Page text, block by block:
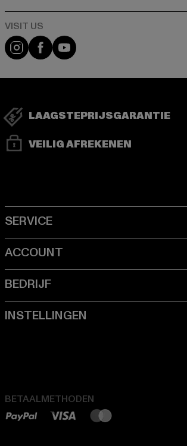
Visit our Instagram page:
Visit our Facebook page:
Visit our YouTube channel:
LAAGSTEPRIJSGARANTIE
VEILIG AFREKENEN
BETAALMETHODEN